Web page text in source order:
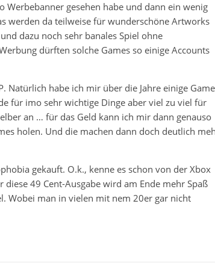
Werbebanner gesehen habe und dann ein wenig
werden da teilweise für wunderschöne Artworks
dazu noch sehr banales Spiel ohne
dürften solche Games so einige Accounts
Natürlich habe ich mir über die Jahre einige
für imo sehr wichtige Dinge aber viel zu viel für
an … für das Geld kann ich mir dann genauso
holen. Und die machen dann doch deutlich
gekauft. O.k., kenne es schon von der Xbox
49 Cent-Ausgabe wird am Ende mehr Spaß
Wobei man in vielen mit nem 20er gar nicht